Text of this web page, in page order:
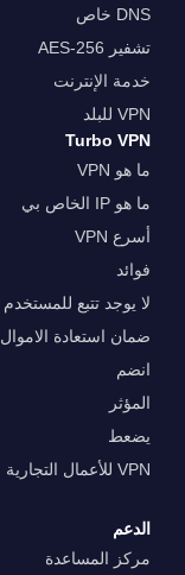
DNS خاص
تشفير AES-256
خدمة الإنترنت
VPN للبلد
Turbo VPN
ما هو VPN
ما هو IP الخاص بي
أسرع VPN
فوائد
لا يوجد تتبع للمستخدم
ضمان استعادة الاموال
انضم
المؤثر
يضعط
VPN للأعمال التجارية
الدعم
مركز المساعدة